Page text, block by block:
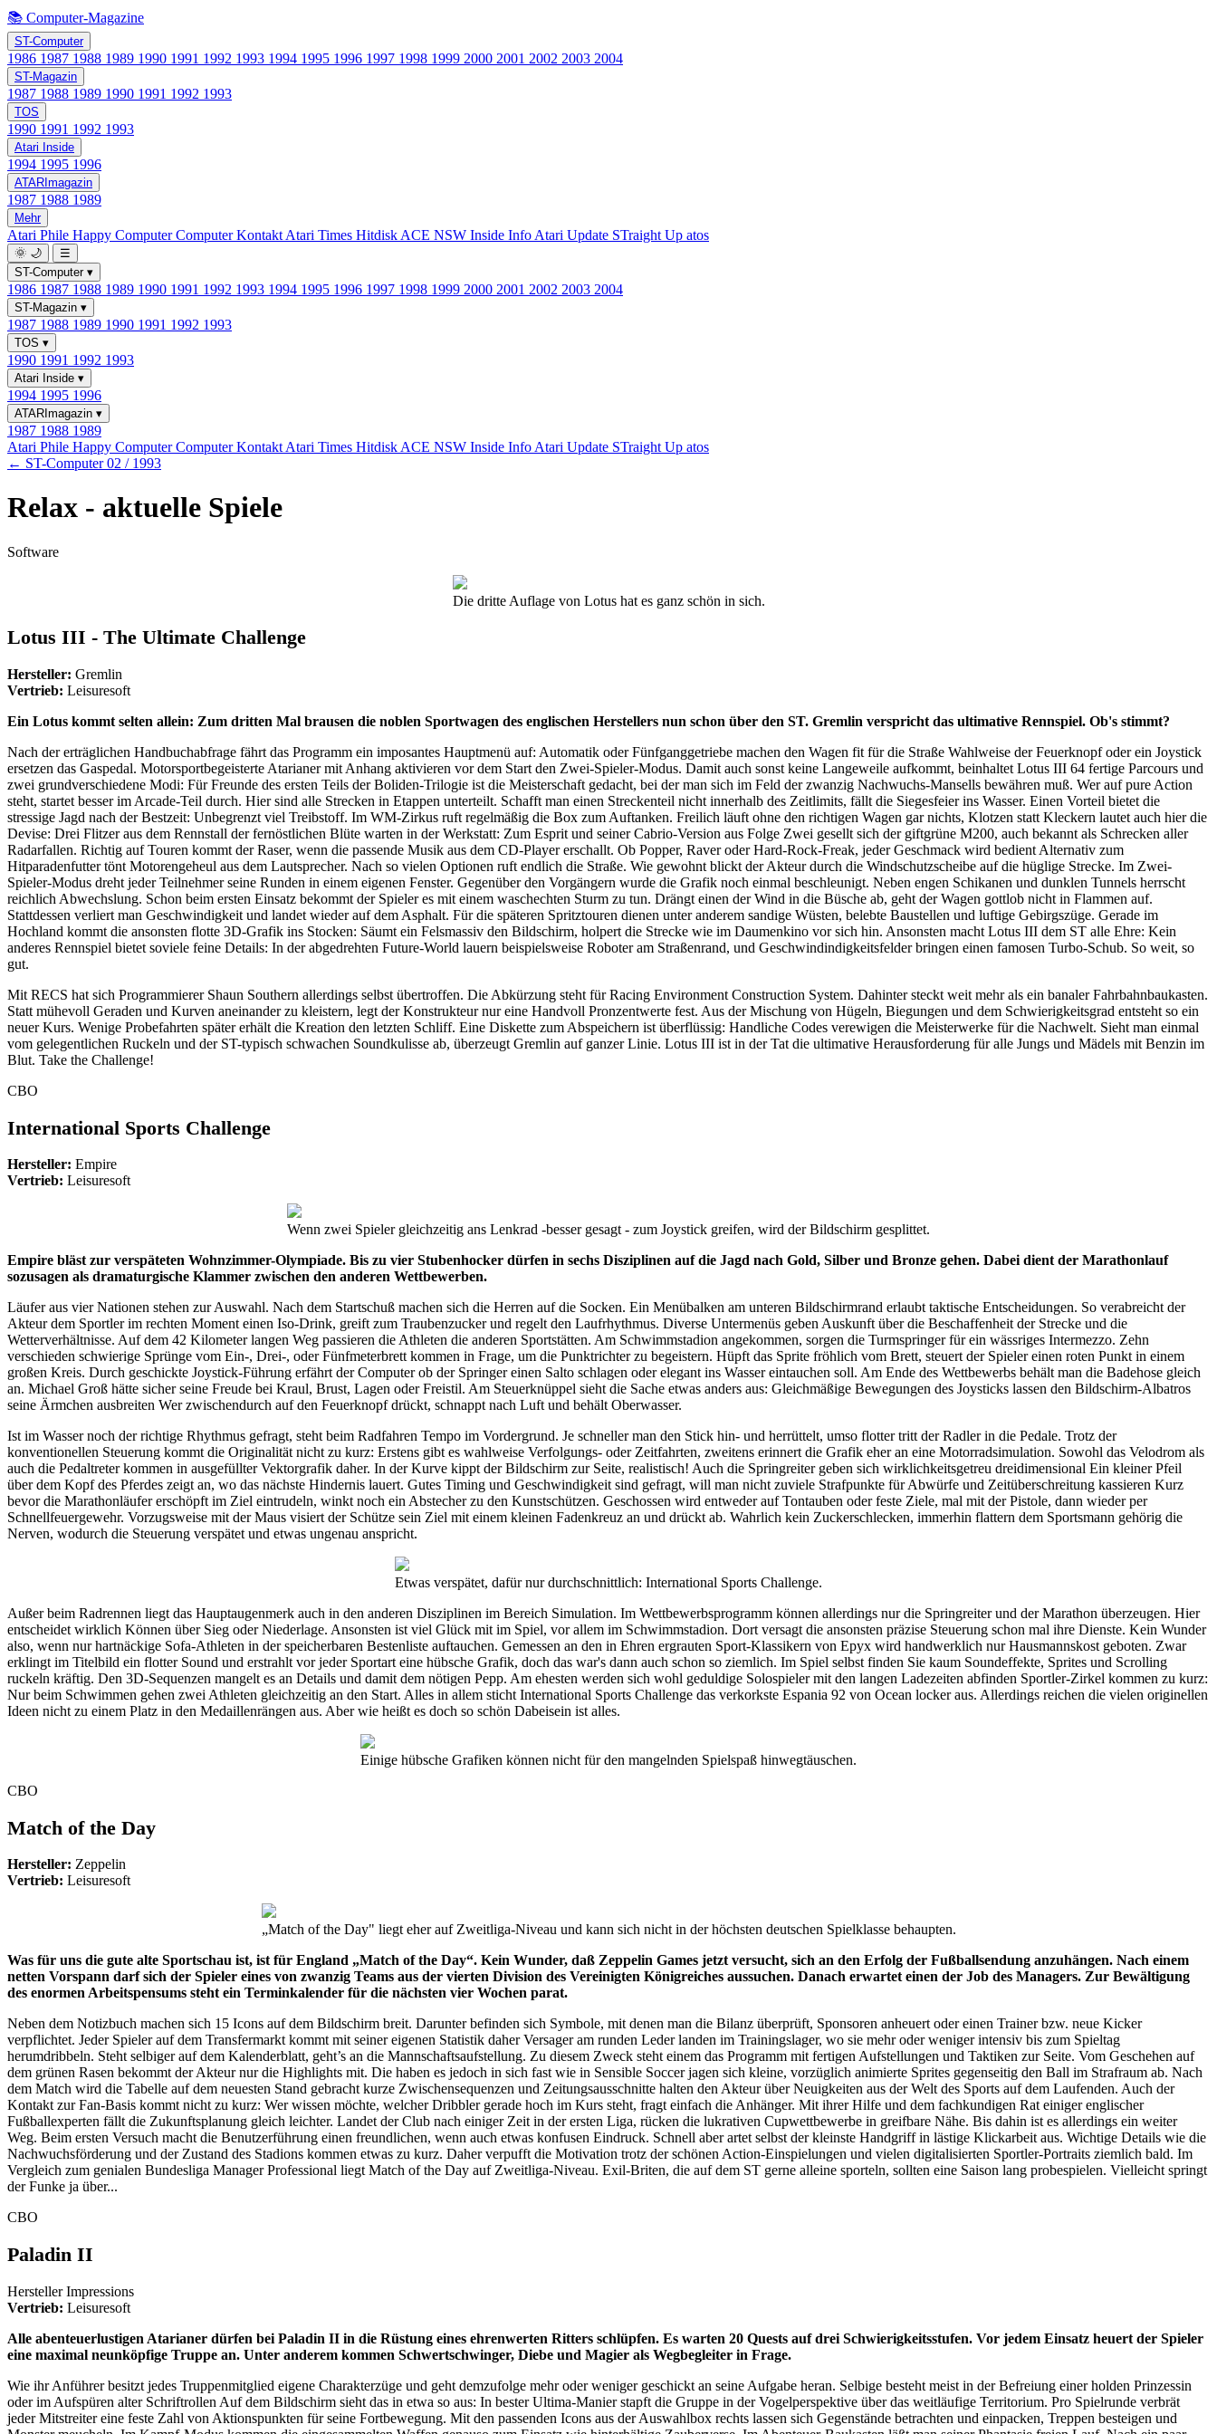
📚 Computer-Magazine
ST-Computer
1986 1987 1988 1989 1990 1991 1992 1993 1994 1995 1996 1997 1998 1999 2000 2001 2002 2003 2004
ST-Magazin
1987 1988 1989 1990 1991 1992 1993
TOS
1990 1991 1992 1993
Atari Inside
1994 1995 1996
ATARImagazin
1987 1988 1989
Mehr
Atari Phile Happy ComputerComputer Kontakt Atari Times Hitdisk ACE NSW Inside Info Atari Update STraight Up atos
🌞 🌙
☰
ST-Computer ▾
1986 1987 1988 1989 1990 1991 1992 1993 1994 1995 1996 1997 1998 1999 2000 2001 2002 2003 2004
ST-Magazin ▾
1987 1988 1989 1990 1991 1992 1993
TOS ▾
1990 1991 1992 1993
Atari Inside ▾
1994 1995 1996
ATARImagazin ▾
1987 1988 1989
Atari Phile Happy ComputerComputer Kontakt Atari Times Hitdisk ACE NSW Inside Info Atari Update STraight Up atos
← ST-Computer 02 / 1993
Relax - aktuelle Spiele
Software
Die dritte Auflage von Lotus hat es ganz schön in sich.
Lotus III - The Ultimate Challenge
Hersteller: Gremlin
Vertrieb: Leisuresoft
Ein Lotus kommt selten allein: Zum dritten Mal brausen die noblen Sportwagen des englischen Herstellers nun schon über den ST. Gremlin verspricht das ultimative Rennspiel. Ob's stimmt?
Nach der erträglichen Handbuchabfrage fährt das Programm ein imposantes Hauptmenü auf: Automatik oder Fünfganggetriebe machen den Wagen fit für die Straße Wahlweise der Feuerknopf oder ein Joystick
ersetzen das Gaspedal. Motorsportbegeisterte Atarianer mit Anhang aktivieren vor dem Start den Zwei-Spieler-Modus. Damit auch sonst keine Langeweile aufkommt, beinhaltet Lotus III 64 fertige Parcours und
zwei grundverschiedene Modi: Für Freunde des ersten Teils der Boliden-Trilogie ist die Meisterschaft gedacht, bei der man sich im Feld der zwanzig Nachwuchs-Mansells bewähren muß. Wer auf pure Action
steht, startet besser im Arcade-Teil durch. Hier sind alle Strecken in Etappen unterteilt. Schafft man einen Streckenteil nicht innerhalb des Zeitlimits, fällt die Siegesfeier ins Wasser. Einen Vorteil bietet die
stressige Jagd nach der Bestzeit: Unbegrenzt viel Treibstoff. Im WM-Zirkus ruft regelmäßig die Box zum Auftanken. Freilich läuft ohne den richtigen Wagen gar nichts, Klotzen statt Kleckern lautet auch hier die
Devise: Drei Flitzer aus dem Rennstall der fernöstlichen Blüte warten in der Werkstatt: Zum Esprit und seiner Cabrio-Version aus Folge Zwei gesellt sich der giftgrüne M200, auch bekannt als Schrecken aller
Radarfallen. Richtig auf Touren kommt der Raser, wenn die passende Musik aus dem CD-Player erschallt. Ob Popper, Raver oder Hard-Rock-Freak, jeder Geschmack wird bedient Alternativ zum
Hitparadenfutter tönt Motorengeheul aus dem Lautsprecher. Nach so vielen Optionen ruft endlich die Straße. Wie gewohnt blickt der Akteur durch die Windschutzscheibe auf die hüglige Strecke. Im Zwei-
Spieler-Modus dreht jeder Teilnehmer seine Runden in einem eigenen Fenster. Gegenüber den Vorgängern wurde die Grafik noch einmal beschleunigt. Neben engen Schikanen und dunklen Tunnels herrscht
reichlich Abwechslung. Schon beim ersten Einsatz bekommt der Spieler es mit einem waschechten Sturm zu tun. Drängt einen der Wind in die Büsche ab, geht der Wagen gottlob nicht in Flammen auf.
Stattdessen verliert man Geschwindigkeit und landet wieder auf dem Asphalt. Für die späteren Spritztouren dienen unter anderem sandige Wüsten, belebte Baustellen und luftige Gebirgszüge. Gerade im
Hochland kommt die ansonsten flotte 3D-Grafik ins Stocken: Säumt ein Felsmassiv den Bildschirm, holpert die Strecke wie im Daumenkino vor sich hin. Ansonsten macht Lotus III dem ST alle Ehre: Kein
anderes Rennspiel bietet soviele feine Details: In der abgedrehten Future-World lauern beispielsweise Roboter am Straßenrand, und Geschwindindigkeitsfelder bringen einen famosen Turbo-Schub. So weit, so
gut.
Mit RECS hat sich Programmierer Shaun Southern allerdings selbst übertroffen. Die Abkürzung steht für Racing Environment Construction System. Dahinter steckt weit mehr als ein banaler Fahrbahnbaukasten.
Statt mühevoll Geraden und Kurven aneinander zu kleistern, legt der Konstrukteur nur eine Handvoll Pronzentwerte fest. Aus der Mischung von Hügeln, Biegungen und dem Schwierigkeitsgrad entsteht so ein
neuer Kurs. Wenige Probefahrten später erhält die Kreation den letzten Schliff. Eine Diskette zum Abspeichern ist überflüssig: Handliche Codes verewigen die Meisterwerke für die Nachwelt. Sieht man einmal
vom gelegentlichen Ruckeln und der ST-typisch schwachen Soundkulisse ab, überzeugt Gremlin auf ganzer Linie. Lotus III ist in der Tat die ultimative Herausforderung für alle Jungs und Mädels mit Benzin im
Blut. Take the Challenge!
CBO
International Sports Challenge
Hersteller: Empire
Vertrieb: Leisuresoft
Wenn zwei Spieler gleichzeitig ans Lenkrad -besser gesagt - zum Joystick greifen, wird der Bildschirm gesplittet.
Empire bläst zur verspäteten Wohnzimmer-Olympiade. Bis zu vier Stubenhocker dürfen in sechs Disziplinen auf die Jagd nach Gold, Silber und Bronze gehen. Dabei dient der Marathonlauf
sozusagen als dramaturgische Klammer zwischen den anderen Wettbewerben.
Läufer aus vier Nationen stehen zur Auswahl. Nach dem Startschuß machen sich die Herren auf die Socken. Ein Menübalken am unteren Bildschirmrand erlaubt taktische Entscheidungen. So verabreicht der
Akteur dem Sportler im rechten Moment einen Iso-Drink, greift zum Traubenzucker und regelt den Laufrhythmus. Diverse Untermenüs geben Auskunft über die Beschaffenheit der Strecke und die
Wetterverhältnisse. Auf dem 42 Kilometer langen Weg passieren die Athleten die anderen Sportstätten. Am Schwimmstadion angekommen, sorgen die Turmspringer für ein wässriges Intermezzo. Zehn
verschieden schwierige Sprünge vom Ein-, Drei-, oder Fünfmeterbrett kommen in Frage, um die Punktrichter zu begeistern. Hüpft das Sprite fröhlich vom Brett, steuert der Spieler einen roten Punkt in einem
großen Kreis. Durch geschickte Joystick-Führung erfährt der Computer ob der Springer einen Salto schlagen oder elegant ins Wasser eintauchen soll. Am Ende des Wettbewerbs behält man die Badehose gleich
an. Michael Groß hätte sicher seine Freude bei Kraul, Brust, Lagen oder Freistil. Am Steuerknüppel sieht die Sache etwas anders aus: Gleichmäßige Bewegungen des Joysticks lassen den Bildschirm-Albatros
seine Ärmchen ausbreiten Wer zwischendurch auf den Feuerknopf drückt, schnappt nach Luft und behält Oberwasser.
Ist im Wasser noch der richtige Rhythmus gefragt, steht beim Radfahren Tempo im Vordergrund. Je schneller man den Stick hin- und herrüttelt, umso flotter tritt der Radler in die Pedale. Trotz der
konventionellen Steuerung kommt die Originalität nicht zu kurz: Erstens gibt es wahlweise Verfolgungs- oder Zeitfahrten, zweitens erinnert die Grafik eher an eine Motorradsimulation. Sowohl das Velodrom als
auch die Pedaltreter kommen in ausgefüllter Vektorgrafik daher. In der Kurve kippt der Bildschirm zur Seite, realistisch! Auch die Springreiter geben sich wirklichkeitsgetreu dreidimensional Ein kleiner Pfeil
über dem Kopf des Pferdes zeigt an, wo das nächste Hindernis lauert. Gutes Timing und Geschwindigkeit sind gefragt, will man nicht zuviele Strafpunkte für Abwürfe und Zeitüberschreitung kassieren Kurz
bevor die Marathonläufer erschöpft im Ziel eintrudeln, winkt noch ein Abstecher zu den Kunstschützen. Geschossen wird entweder auf Tontauben oder feste Ziele, mal mit der Pistole, dann wieder per
Schnellfeuergewehr. Vorzugsweise mit der Maus visiert der Schütze sein Ziel mit einem kleinen Fadenkreuz an und drückt ab. Wahrlich kein Zuckerschlecken, immerhin flattern dem Sportsmann gehörig die
Nerven, wodurch die Steuerung verspätet und etwas ungenau anspricht.
Etwas verspätet, dafür nur durchschnittlich: International Sports Challenge.
Außer beim Radrennen liegt das Hauptaugenmerk auch in den anderen Disziplinen im Bereich Simulation. Im Wettbewerbsprogramm können allerdings nur die Springreiter und der Marathon überzeugen. Hier
entscheidet wirklich Können über Sieg oder Niederlage. Ansonsten ist viel Glück mit im Spiel, vor allem im Schwimmstadion. Dort versagt die ansonsten präzise Steuerung schon mal ihre Dienste. Kein Wunder
also, wenn nur hartnäckige Sofa-Athleten in der speicherbaren Bestenliste auftauchen. Gemessen an den in Ehren ergrauten Sport-Klassikern von Epyx wird handwerklich nur Hausmannskost geboten. Zwar
erklingt im Titelbild ein flotter Sound und erstrahlt vor jeder Sportart eine hübsche Grafik, doch das war's dann auch schon so ziemlich. Im Spiel selbst finden Sie kaum Soundeffekte, Sprites und Scrolling
ruckeln kräftig. Den 3D-Sequenzen mangelt es an Details und damit dem nötigen Pepp. Am ehesten werden sich wohl geduldige Solospieler mit den langen Ladezeiten abfinden Sportler-Zirkel kommen zu kurz:
Nur beim Schwimmen gehen zwei Athleten gleichzeitig an den Start. Alles in allem sticht International Sports Challenge das verkorkste Espania 92 von Ocean locker aus. Allerdings reichen die vielen originellen
Ideen nicht zu einem Platz in den Medaillenrängen aus. Aber wie heißt es doch so schön Dabeisein ist alles.
Einige hübsche Grafiken können nicht für den mangelnden Spielspaß hinwegtäuschen.
CBO
Match of the Day
Hersteller: Zeppelin
Vertrieb: Leisuresoft
„Match of the Day" liegt eher auf Zweitliga-Niveau und kann sich nicht in der höchsten deutschen Spielklasse behaupten.
Was für uns die gute alte Sportschau ist, ist für England „Match of the Day“. Kein Wunder, daß Zeppelin Games jetzt versucht, sich an den Erfolg der Fußballsendung anzuhängen. Nach einem
netten Vorspann darf sich der Spieler eines von zwanzig Teams aus der vierten Division des Vereinigten Königreiches aussuchen. Danach erwartet einen der Job des Managers. Zur Bewältigung
des enormen Arbeitspensums steht ein Terminkalender für die nächsten vier Wochen parat.
Neben dem Notizbuch machen sich 15 Icons auf dem Bildschirm breit. Darunter befinden sich Symbole, mit denen man die Bilanz überprüft, Sponsoren anheuert oder einen Trainer bzw. neue Kicker
verpflichtet. Jeder Spieler auf dem Transfermarkt kommt mit seiner eigenen Statistik daher Versager am runden Leder landen im Trainingslager, wo sie mehr oder weniger intensiv bis zum Spieltag
herumdribbeln. Steht selbiger auf dem Kalenderblatt, geht’s an die Mannschaftsaufstellung. Zu diesem Zweck steht einem das Programm mit fertigen Aufstellungen und Taktiken zur Seite. Vom Geschehen auf
dem grünen Rasen bekommt der Akteur nur die Highlights mit. Die haben es jedoch in sich fast wie in Sensible Soccer jagen sich kleine, vorzüglich animierte Sprites gegenseitig den Ball im Strafraum ab. Nach
dem Match wird die Tabelle auf dem neuesten Stand gebracht kurze Zwischensequenzen und Zeitungsausschnitte halten den Akteur über Neuigkeiten aus der Welt des Sports auf dem Laufenden. Auch der
Kontakt zur Fan-Basis kommt nicht zu kurz: Wer wissen möchte, welcher Dribbler gerade hoch im Kurs steht, fragt einfach die Anhänger. Mit ihrer Hilfe und dem fachkundigen Rat einiger englischer
Fußballexperten fällt die Zukunftsplanung gleich leichter. Landet der Club nach einiger Zeit in der ersten Liga, rücken die lukrativen Cupwettbewerbe in greifbare Nähe. Bis dahin ist es allerdings ein weiter
Weg. Beim ersten Versuch macht die Benutzerführung einen freundlichen, wenn auch etwas konfusen Eindruck. Schnell aber artet selbst der kleinste Handgriff in lästige Klickarbeit aus. Wichtige Details wie die
Nachwuchsförderung und der Zustand des Stadions kommen etwas zu kurz. Daher verpufft die Motivation trotz der schönen Action-Einspielungen und vielen digitalisierten Sportler-Portraits ziemlich bald. Im
Vergleich zum genialen Bundesliga Manager Professional liegt Match of the Day auf Zweitliga-Niveau. Exil-Briten, die auf dem ST gerne alleine sporteln, sollten eine Saison lang probespielen. Vielleicht springt
der Funke ja über...
CBO
Paladin II
Hersteller Impressions
Vertrieb: Leisuresoft
Alle abenteuerlustigen Atarianer dürfen bei Paladin II in die Rüstung eines ehrenwerten Ritters schlüpfen. Es warten 20 Quests auf drei Schwierigkeitsstufen. Vor jedem Einsatz heuert der Spieler
eine maximal neunköpfige Truppe an. Unter anderem kommen Schwertschwinger, Diebe und Magier als Wegbegleiter in Frage.
Wie ihr Anführer besitzt jedes Truppenmitglied eigene Charakterzüge und geht demzufolge mehr oder weniger geschickt an seine Aufgabe heran. Selbige besteht meist in der Befreiung einer holden Prinzessin
oder im Aufspüren alter Schriftrollen Auf dem Bildschirm sieht das in etwa so aus: In bester Ultima-Manier stapft die Gruppe in der Vogelperspektive über das weitläufige Territorium. Pro Spielrunde verbrät
jeder Mitstreiter eine feste Zahl von Aktionspunkten für seine Fortbewegung. Mit den passenden Icons aus der Auswahlbox rechts lassen sich Gegenstände betrachten und einpacken, Treppen besteigen und